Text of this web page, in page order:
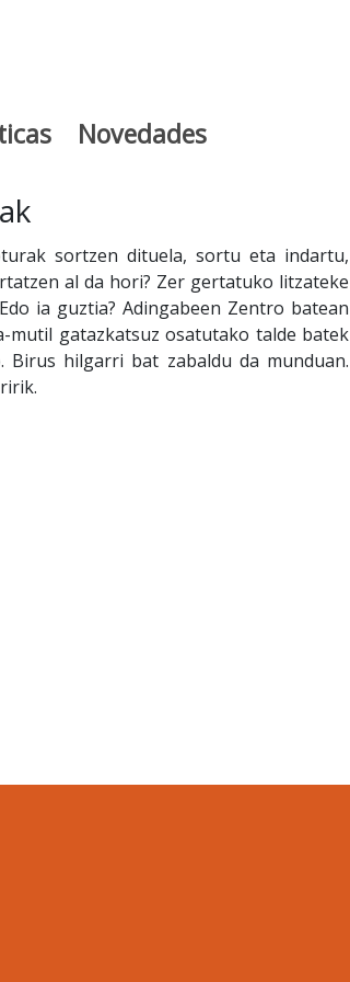
Novedades
sortzen dituela, sortu eta indartu,
al da hori? Zer gertatuko litzateke
ia guztia? Adingabeen Zentro batean
mutil gatazkatsuz osatutako talde batek
hilgarri bat zabaldu da munduan.